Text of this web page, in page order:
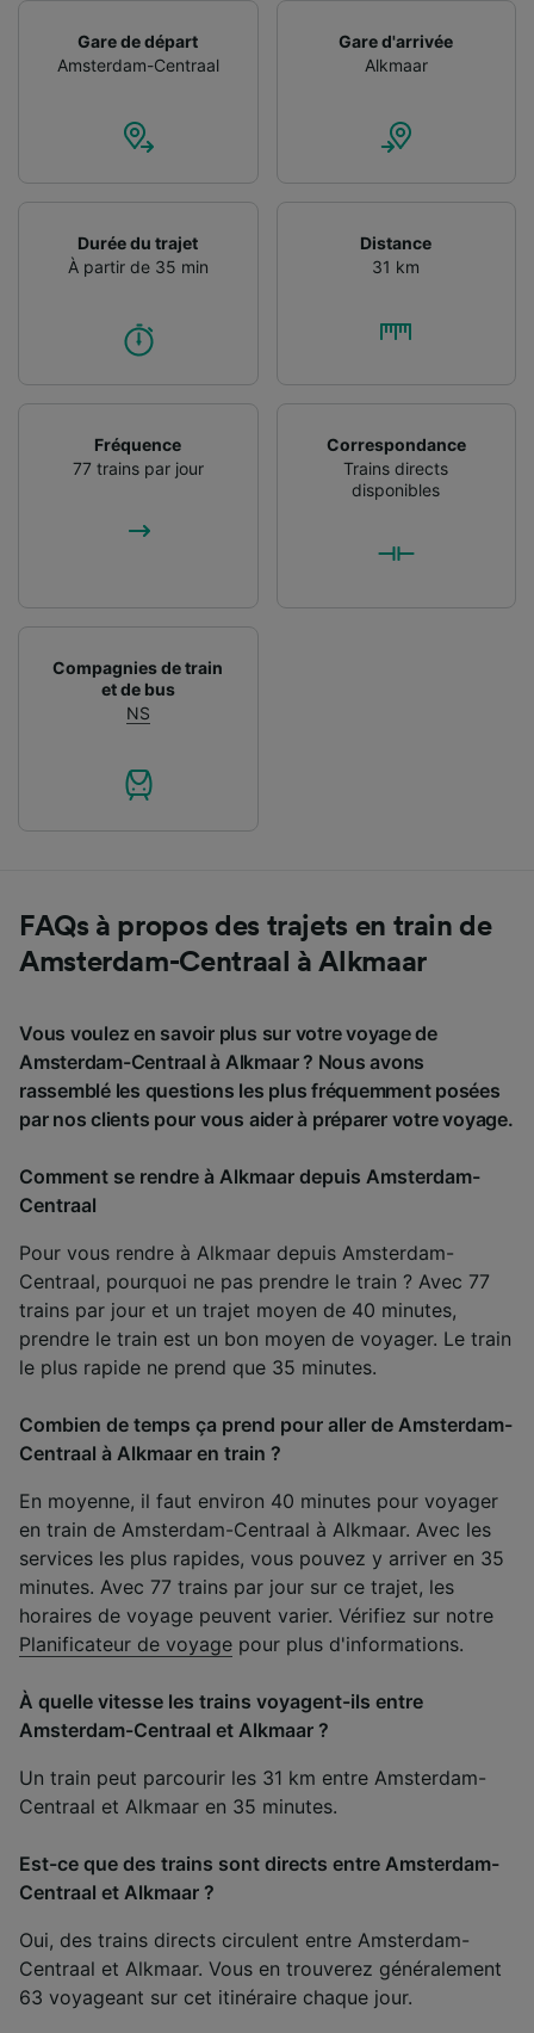
Gare de départ
Amsterdam-Centraal
Gare d'arrivée
Alkmaar
Durée du trajet
À partir de 35 min
Distance
31 km
Fréquence
77 trains par jour
Correspondance
Trains directs
disponibles
Compagnies de train
et de bus
NS
FAQs à propos des trajets en train de
Amsterdam-Centraal à Alkmaar
Vous voulez en savoir plus sur votre voyage de
Amsterdam-Centraal à Alkmaar ? Nous avons
rassemblé les questions les plus fréquemment posées
par nos clients pour vous aider à préparer votre voyage.
Comment se rendre à Alkmaar depuis Amsterdam-
Centraal
Pour vous rendre à Alkmaar depuis Amsterdam-
Centraal, pourquoi ne pas prendre le train ? Avec 77
trains par jour et un trajet moyen de 40 minutes,
prendre le train est un bon moyen de voyager. Le train
le plus rapide ne prend que 35 minutes.
Combien de temps ça prend pour aller de Amsterdam-
Centraal à Alkmaar en train ?
En moyenne, il faut environ 40 minutes pour voyager
en train de Amsterdam-Centraal à Alkmaar. Avec les
services les plus rapides, vous pouvez y arriver en 35
minutes. Avec 77 trains par jour sur ce trajet, les
horaires de voyage peuvent varier. Vérifiez sur notre
Planificateur de voyage pour plus d'informations.
À quelle vitesse les trains voyagent-ils entre
Amsterdam-Centraal et Alkmaar ?
Un train peut parcourir les 31 km entre Amsterdam-
Centraal et Alkmaar en 35 minutes.
Est-ce que des trains sont directs entre Amsterdam-
Centraal et Alkmaar ?
Oui, des trains directs circulent entre Amsterdam-
Centraal et Alkmaar. Vous en trouverez généralement
63 voyageant sur cet itinéraire chaque jour.
précises. Analyser activement les
caractéristiques de l’appareil pour
contenu personnalisés, mesure de
études d’audience et développement de
services.
Liste de nos partenaires (fournisseurs)